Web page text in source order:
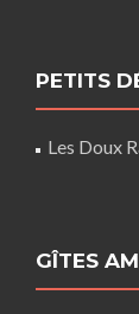
PETITS
Les Doux
GÎTES